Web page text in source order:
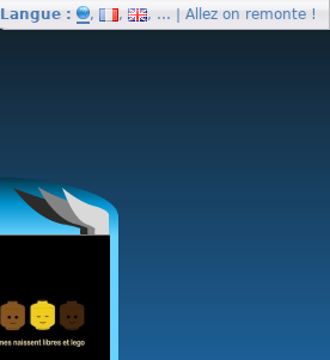
Langue : , , , … | Allez on remonte !